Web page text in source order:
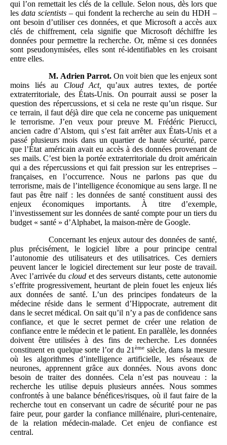
qui l’on remettait les clés de la cellule. Selon nous, dès lors que
les data scientists– qui fondent la recherche au sein du HDH –
ont besoin d’utiliser ces données, et que Microsoft a accès aux
clés de chiffrement, cela signifie que Microsoft déchiffre les
données pour permettre la recherche. Or, même si ces données
sont pseudonymisées, elles sont ré-identifiables en les croisant
entre elles.
M. Adrien Parrot.On voit bien que les enjeux sont
moins liés au Cloud Act,
qu’aux autres textes, de portée
extraterritoriale, des États-Unis. On pourrait aussi se poser la
question des répercussions, et si cela ne reste qu’un risque. Sur
ce terrain, il faut déjà dire que cela ne concerne pas uniquement
le terrorisme. J’en veux pour preuve M. Frédéric Pierucci,
ancien cadre d’Alstom, qui s’est fait arrêter aux États-Unis et a
passé plusieurs mois dans un quartier de haute sécurité, parce
que l’État américain avait eu accès à des données provenant de
ses mails. C’est bien la portée extraterritoriale du droit américain
qui a des répercussions et qui fait pression sur les entreprises –
françaises, en l’occurrence. Nous ne parlons pas que du
terrorisme, mais de l’intelligence économique au sens large. Il ne
faut pas être naïf : les données de santé constituent aussi des
enjeux économiques importants. À titre d’exemple,
l’investissement sur les données de santé compte pour un tiers du
budget « santé » d’Alphabet, la maison-mère de Google.
Concernant les enjeux autour des données de santé,
plus précisément, le logiciel libre a pour principe central
l’autonomie des utilisateurs et des utilisatrices. Ces derniers
peuvent lancer le logiciel directement sur leur poste de travail.
Avec l’arrivée du cloud et des serveurs distants, cette autonomie
s’effrite progressivement, heurtant de plein fouet les enjeux liés
aux données de santé. L’un des principes fondateurs de la
médecine réside dans le serment d’Hippocrate, autrement dit
dans le secret médical. On sait qu’il n’y a pas de confidence sans
confiance, et que le secret permet de créer une relation de
confiance entre le médecin et le patient. En parallèle, les données
doivent être utilisées à des fins de recherche. Les données
constituent en quelque sorte l’or du 21 èmesiècle, dans la mesure
où les algorithmes d’intelligence artificielle, les réseaux de
neurones, apprennent grâce aux données. Nous avons donc
besoin de traiter des données. Cela n’est pas nouveau : la
recherche les utilise depuis plusieurs années. Nous sommes
confrontés à une balance bénéfices/risques, où il faut faire de la
recherche tout en conservant un cadre de sécurité pour ne pas
faire peur, pour garder la confiance millénaire, pluri-centenaire,
de la relation médecin-malade. Cet enjeu de confiance est
central.